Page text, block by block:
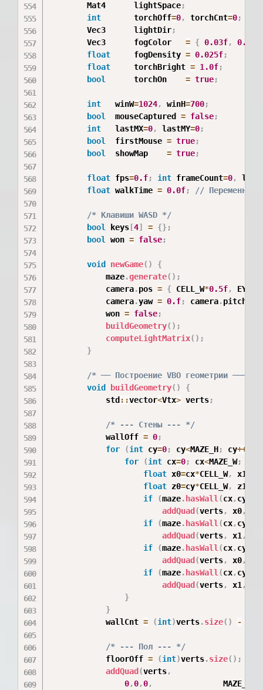
        Mat4      lightSpace
;
int
       torchOff
=0, torchCnt=0;
        Vec3      lightDir
;
        Vec3      fogColor
= { 0.03f, 0.03f
float
     fogDensity
= 0.025f;
float
     torchBright
= 1.0f;
bool
      torchOn
= true;
int
   winW
=1024, winH=700;
bool
  mouseCaptured
= false;
int
   lastMX
=0, lastMY=0;
bool
  firstMouse
= true;
bool
  showMap
= true;
float fps=0.f; int frameCount=0,
float walkTime = 0.0f; // Переменная
/* Клавиши WASD */
bool
keys [4] = {} ;
bool
won = false;
void newGame( )
{
            maze
.generate( ) ;
            camera
.pos = { CELL_W*0.5f, EYE_H
            camera
.yaw = 0.f; camera.pitch
            won
= false;
buildGeometry( ) ;
computeLightMatrix( ) ;
}
/* ── Построение VBO геометрии
void
buildGeometry( )
{
            std
::vector<Vtx> verts;
/* --- Стены --- */
            wallOff
= 0;
for
(int cy=0; cy<MAZE_H; cy++
for
(int cx=0; cx<MAZE_W;
float x0=cx*CELL_W, x1
float z0=cy*CELL_W, z1
if
(maze. hasWall (cx,cy
addQuad (verts, x0,
if
(maze. hasWall (cx,cy
addQuad (verts, x1 ,
if
(maze. hasWall (cx,cy
addQuad (verts, x0,
if
(maze. hasWall (cx,cy
addQuad (verts, x1 ,
}
}
            wallCnt
= (int)verts.size( ) -
/* --- Пол --- */
            floorOff
= (int)verts.size( ) ;
addQuad (verts,
0,0,0,
               MAZE_W